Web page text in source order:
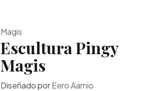
Magis
Escultura Pingy
Magis
Diseñado porEero Aarnio